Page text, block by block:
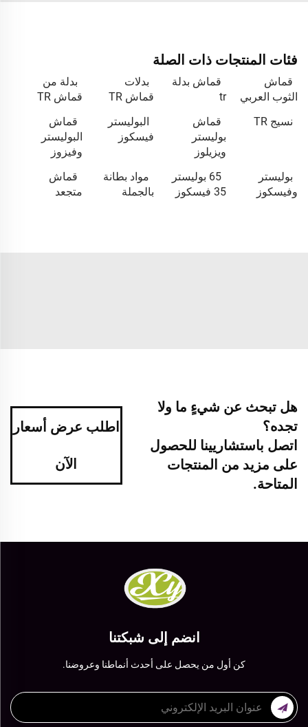
فئات المنتجات ذات الصلة
قماش
الثوب العربي
قماش بدلة
tr
بدلات
قماش TR
بدلة من
قماش TR
نسيج TR
قماش
بوليستر
ويزيلوز
البوليستر
فيسكوز
قماش
البوليستر
وفيزوز
بوليستر
وفيسكوز
65 بوليستر
35 فيسكوز
مواد بطانة
بالجملة
قماش
متجعد
هل تبحث عن شيءٍ ما ولا
تجده؟
اتصل باستشاريينا للحصول
على مزيد من المنتجات
المتاحة.
اطلب عرض أسعار
الآن
انضم إلى شبكتنا
كن أول من يحصل على أحدث أنماطنا وعروضنا.